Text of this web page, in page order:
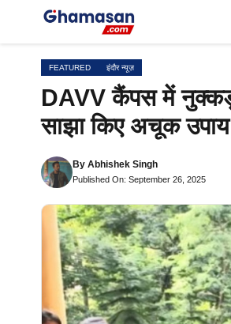
FEATURED इंदौर न्यूज़
DAVV कैंपस में नुक्कड़
साझा किए अचूक उपाय
By Abhishek Singh
Published On: September 26, 2025